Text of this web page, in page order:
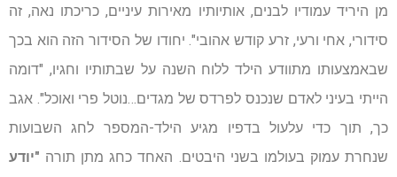
מן היריד עמודיו לבנים, אותיותיו מאירות עיניים, כריכתו נאה, זה
סידורי, אחי ורעי, זרע קודש אהובי". יחודו של הסידור הזה הוא בכך
שבאמצעותו מתוודע הילד ללוח השנה על שבתותיו וחגיו, "דומה
הייתי בעיני לאדם שנכנס לפרדס של מגדים…נוטל פרי ואוכל". אגב
כך, תוך כדי עלעול בדפיו מגיע הילד-המספר לחג השבועות
שנחרת עמוק בעולמו בשני היבטים. האחד כחג מתן תורה "יודע